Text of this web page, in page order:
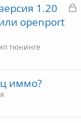
З
1.20
openport
тюнинге
иммо?